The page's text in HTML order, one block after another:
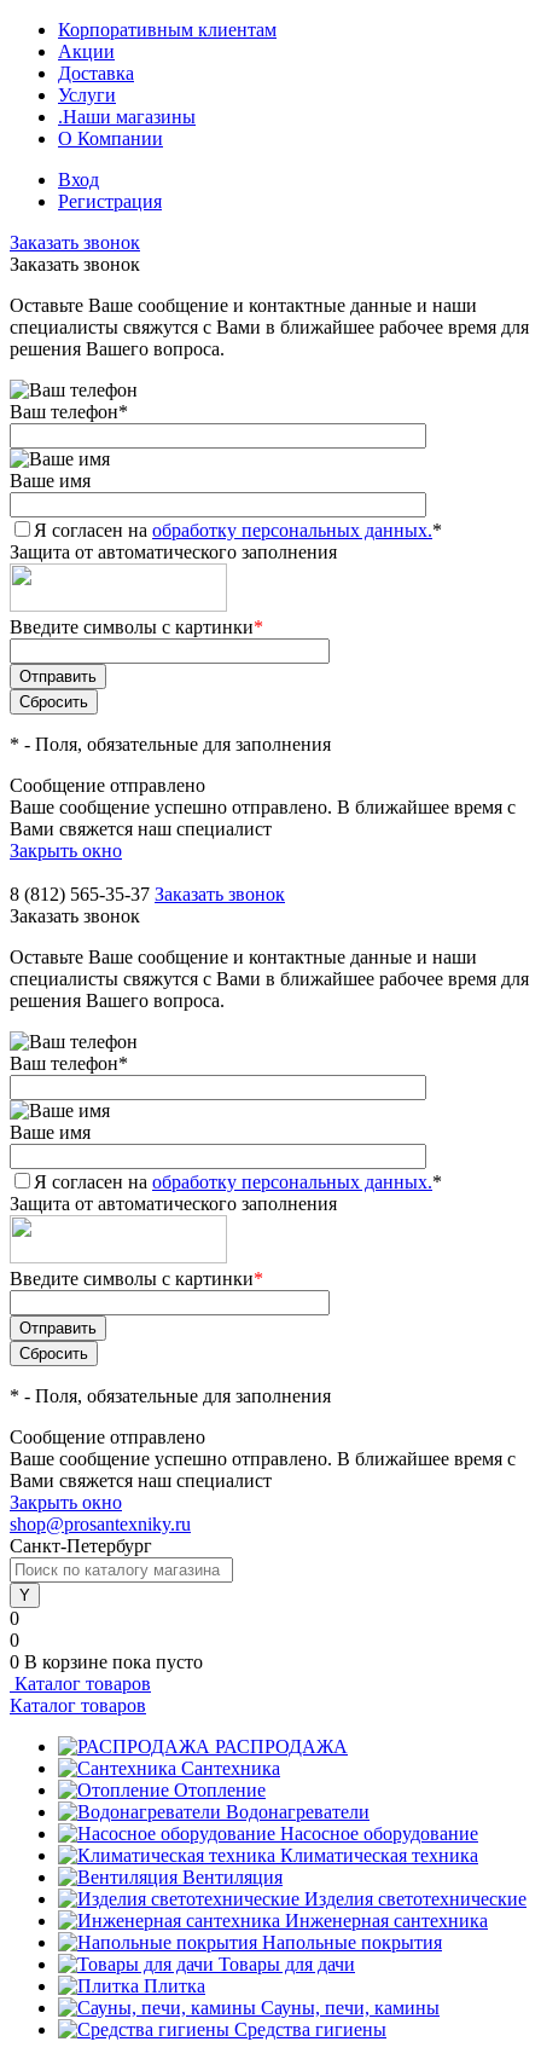
Корпоративным клиентам
Акции
Доставка
Услуги
.Наши магазины
О Компании
Вход
Регистрация
Заказать звонок
Заказать звонок
Оставьте Ваше сообщение и контактные данные и наши
специалисты свяжутся с Вами в ближайшее рабочее время для
решения Вашего вопроса.
Ваш телефон*
Ваше имя
Я согласен на обработку персональных данных.*
Защита от автоматического заполнения
Введите символы с картинки*
* - Поля, обязательные для заполнения
Сообщение отправлено
Ваше сообщение успешно отправлено. В ближайшее время с
Вами свяжется наш специалист
Закрыть окно
8 (812) 565-35-37 Заказать звонок
Заказать звонок
Оставьте Ваше сообщение и контактные данные и наши
специалисты свяжутся с Вами в ближайшее рабочее время для
решения Вашего вопроса.
Ваш телефон*
Ваше имя
Я согласен на обработку персональных данных.*
Защита от автоматического заполнения
Введите символы с картинки*
* - Поля, обязательные для заполнения
Сообщение отправлено
Ваше сообщение успешно отправлено. В ближайшее время с
Вами свяжется наш специалист
Закрыть окно
shop@prosantexniky.ru
Санкт-Петербург
0
0
0 В корзине пока пусто
Каталог товаров
Каталог товаров
РАСПРОДАЖА
Сантехника
Отопление
Водонагреватели
Насосное оборудование
Климатическая техника
Вентиляция
Изделия светотехнические
Инженерная сантехника
Напольные покрытия
Товары для дачи
Плитка
Сауны, печи, камины
Средства гигиены